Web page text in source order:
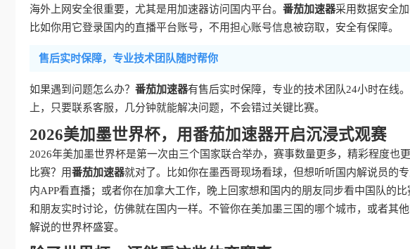
海外上网安全很重要，尤其是用加速器访问国内平台。 番茄加速器采用数据安全
比如你用它登录国内的直播平台账号，不用担心账号信息被窃取，安全有保障。
售后实时保障，专业技术团队随时帮你
如果遇到问题怎么办？ 番茄加速器有售后实时保障，专业的技术团队24小时在线
上，只要联系客服，几分钟就能解决问题，不会错过关键比赛。
2026美加墨世界杯，用番茄加速器开启沉浸式观赛
2026年美加墨世界杯是第一次由三个国家联合举办，赛事数量更多，精彩程度也
比赛？用番茄加速器就对了。比如你在墨西哥现场看球，但想听听国内解说员的
内APP看直播；或者你在加拿大工作，晚上回家想和国内的朋友同步看中国队的比
和朋友实时讨论，仿佛就在国内一样。不管你在美加墨三国的哪个城市，或者其他
解说的世界杯盛宴。